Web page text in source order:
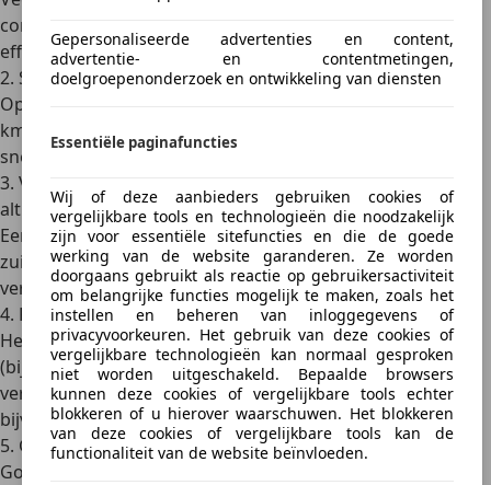
Gepersonaliseerde advertenties en content,
advertentie- en contentmetingen,
doelgroepenonderzoek en ontwikkeling van diensten
Essentiële paginafuncties
Wij of deze aanbieders gebruiken cookies of
vergelijkbare tools en technologieën die noodzakelijk
zijn voor essentiële sitefuncties en die de goede
werking van de website garanderen. Ze worden
doorgaans gebruikt als reactie op gebruikersactiviteit
om belangrijke functies mogelijk te maken, zoals het
instellen en beheren van inloggegevens of
privacyvoorkeuren. Het gebruik van deze cookies of
vergelijkbare technologieën kan normaal gesproken
niet worden uitgeschakeld. Bepaalde browsers
kunnen deze cookies of vergelijkbare tools echter
blokkeren of u hierover waarschuwen. Het blokkeren
van deze cookies of vergelijkbare tools kan de
functionaliteit van de website beïnvloeden.
constante snelheid op een
efficiënter.
2. Snelweg is vaak zuiniger dan binnenwegen
Op de snelweg rij je gelijkmatiger. Maar:
km/u
stijgt de luchtweerstand snel, dus hoe lager je
snelheid (zonder files), hoe beter.
3. Vermijd omwegen, maar ook de kortste route is niet
altijd de beste
Een
iets langere routemet goede doorstroming is vaak
zuiniger dan een korte route vol drempels, rotondes en
verkeerslichten.
4. Kijk naar hoogteverschillen
Heuvel op = veel verbruik, heuvel af kun je gratis uitrollen
(bij moderne auto’s met injectie gaat de motor dan op ‘0-
verbruik’). In Nederland minder relevant, maar
bijvoorbeeld richting Ardennen of Sauerland wél.
5. Gebruik navigatie-apps met eco-voorkeur
Google Maps, Waze en TomTom hebben steeds vaker een